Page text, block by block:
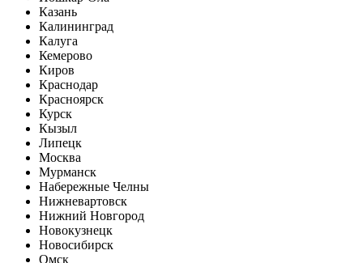
Казань
Калининград
Калуга
Кемерово
Киров
Краснодар
Красноярск
Курск
Кызыл
Липецк
Москва
Мурманск
Набережные Челны
Нижневартовск
Нижний Новгород
Новокузнецк
Новосибирск
Омск